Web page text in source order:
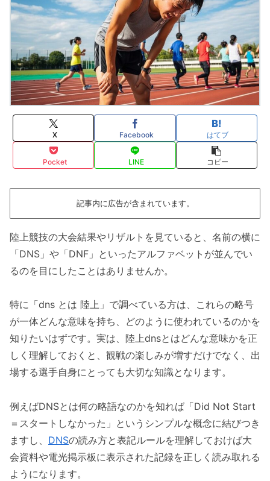
X Facebook はてブ
Pocket LINE コピー
記事内に広告が含まれています。
陸上競技の大会結果やリザルトを見ていると、名前の横に
「DNS」や「DNF」といったアルファベットが並んでい
るのを目にしたことはありませんか。
特に「dns とは 陸上」で調べている方は、これらの略号
が一体どんな意味を持ち、どのように使われているのかを
知りたいはずです。実は、陸上dnsとはどんな意味かを正
しく理解しておくと、観戦の楽しみが増すだけでなく、出
場する選手自身にとっても大切な知識となります。
例えばDNSとは何の略語なのかを知れば「Did Not Start
＝スタートしなかった」というシンプルな概念に結びつき
ますし、 DNSの読み方と表記ルールを理解しておけば大
会資料や電光掲示板に表示された記録を正しく読み取れる
ようになります。